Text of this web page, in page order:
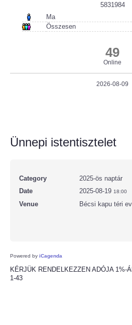
5831984
Ma
Összesen
49
Online
2026-08-09
Ünnepi istentisztelet
Category
2025-ös naptár
Date
2025-08-19 18:00
Venue Bécsi kapu téri
Powered by iCagenda
KÉRJÜK RENDELKEZZEN ADÓJA 1%-
1-43